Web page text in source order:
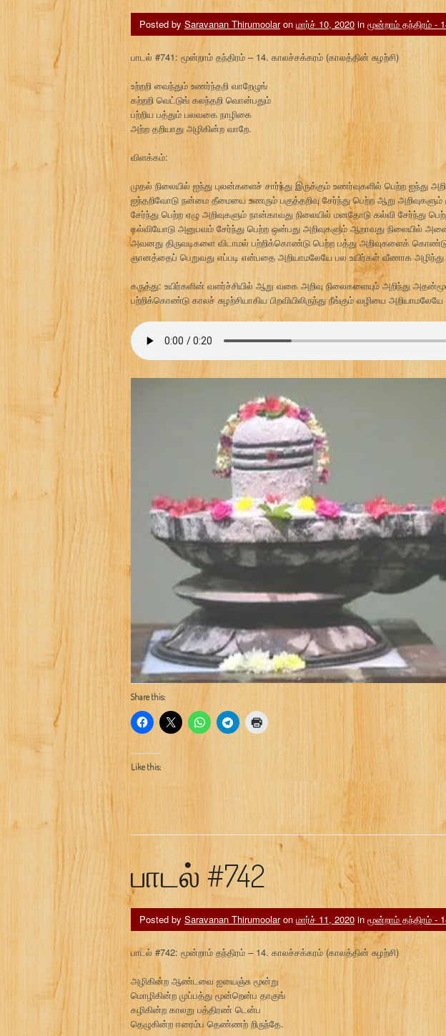
Posted by Saravanan Thirumoolaron மார்ச் 10, 2020 in மூன்றாம் தந்திரம் -
பாடல் #741: மூன்றாம் தந்திரம் – 14. காலச்சக்கரம் (காலத்தின் சுழற்சி)
உற்றறி வைந்தும் உணர்ந்தறி வாறேழுங்
கற்றறி வெட்டுங் கலந்தறி வொன்பதும்
பற்றிய பத்தும் பலவகை நாழிகை
அற்ற தறியாது அழிகின்ற வாறே.
விளக்கம்:
முதல் நிலையில் ஐந்து புலன்களைச் சார்ந்து இருக்கும் உணர்வுகளில் பெற்ற ஐந்து
ஐந்தறிவோடு நன்மை தீமையை உணரும் பகுத்தறிவு சேர்ந்து பெற்ற ஆறு
சேர்ந்து பெற்ற ஏழு அறிவுகளும் நான்காவது நிலையில் மனதோடு கல்வி சேர்ந்து
கல்வியோடு அனுபவம் சேர்ந்து பெற்ற ஒன்பது அறிவுகளும் ஆறாவது நிலையில்
அவனது திருவடிகளை விடாமல் பற்றிக்கொண்டு பெற்ற பத்து அறிவுகளைக்
ஞானத்தைப் பெறுவது எப்படி என்பதை அறியாமலேயே பல உயிர்கள் வீணாக
கருத்து: உயிர்களின் வளர்ச்சியில் ஆறு வகை அறிவு நிலைகளையும் அறிந்து
பற்றிக்கொண்டு காலச் சுழற்சியாகிய பிறவியிலிருந்து நீங்கும் வழியை
Share this:
Like this:
பாடல் #742
Posted by Saravanan Thirumoolaron மார்ச் 11, 2020 in மூன்றாம் தந்திரம் -
பாடல் #742: மூன்றாம் தந்திரம் – 14. காலச்சக்கரம் (காலத்தின் சுழற்சி)
அழிகின்ற ஆண்டவை ஐயைஞ்சு மூன்று
மொழிகின்ற முப்பத்து மூன்றென்ப தாகுங்
கழிகின்ற காலறு பத்திரண் டென்ப
தெழுகின்ற ஈரைம்ப தெண்ணற் றிருந்தே.